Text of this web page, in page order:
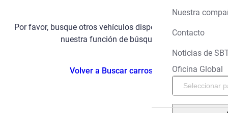
Nuestra
Contacto
Noticias de
Oficina Global
Por favor, busque otros vehículos disponibles utilizando
nuestra función de búsqueda.
Volver a Buscar carros